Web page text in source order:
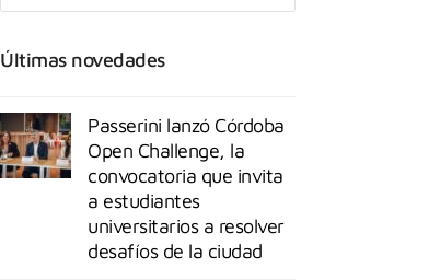
Últimas novedades
Passerini lanzó Córdoba
Open Challenge, la
convocatoria que invita
a estudiantes
universitarios a resolver
desafíos de la ciudad